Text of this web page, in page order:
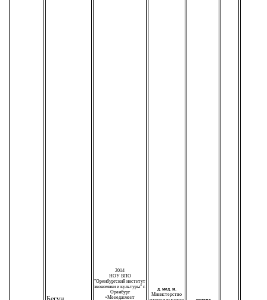
2014
НОУ ВПО
"Оренбургский институт
экономики и культуры" г.
Оренбург
«Менеджмент
д. мед. н.
Министерство